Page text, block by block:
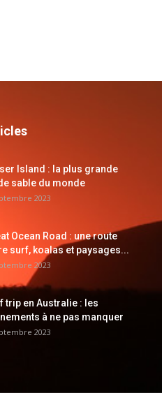
Island : la plus grande
sable du monde
2023
Ocean Road : une route
surf, koalas et paysages...
2023
trip en Australie : les
à ne pas manquer
2023